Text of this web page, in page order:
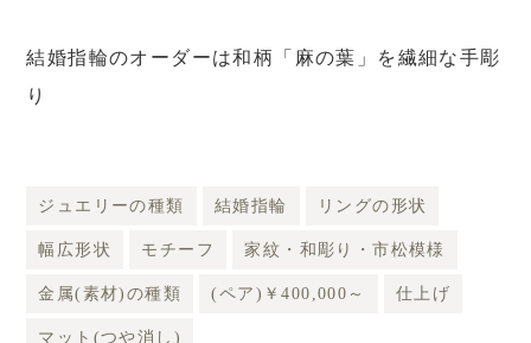
結婚指輪のオーダーは和柄「麻の葉」を繊細な手彫
り
ジュエリーの種類 結婚指輪 リングの形状
幅広形状 モチーフ 家紋・和彫り・市松模様
金属(素材)の種類 (ペア)￥400,000～ 仕上げ
マット(つや消し)